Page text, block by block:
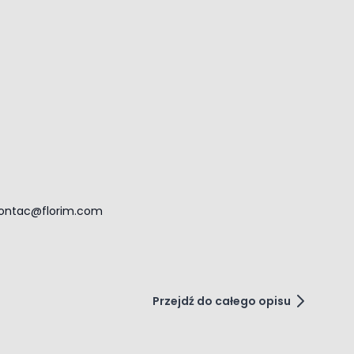
wygląd drogich kamieni co dodaje
i większe.
Przejdź do całego opisu